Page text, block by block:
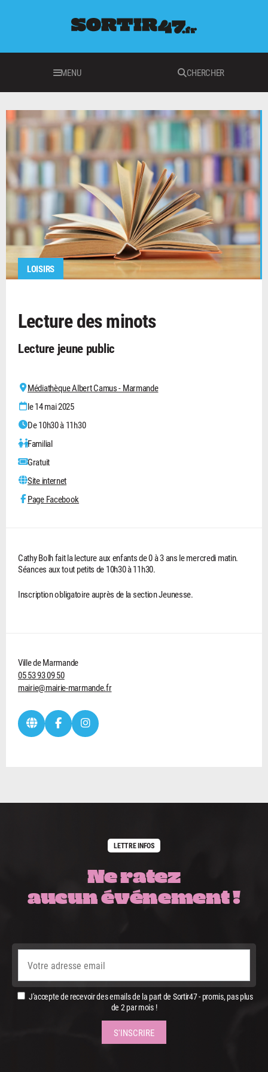
MENU CHERCHER
LOISIRS
Lecture des minots
Lecture jeune public
Médiathèque Albert Camus - Marmande
le 14 mai 2025
De 10h30 à 11h30
Familial
Gratuit
Site internet
Page Facebook
Cathy Bolh fait la lecture aux enfants de 0 à 3 ans le mercredi matin.
Séances aux tout petits de 10h30 à 11h30.
Inscription obligatoire auprès de la section Jeunesse.
Ville de Marmande
05 53 93 09 50
mairie@mairie-marmande.fr
LETTRE INFOS
Ne ratez
aucun événement !
J'accepte de recevoir des emails de la part de Sortir47 - promis, pas plus
de 2 par mois !